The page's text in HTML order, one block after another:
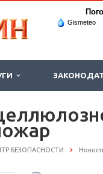
Gismeteo
БЕЗОПАСНОСТИ